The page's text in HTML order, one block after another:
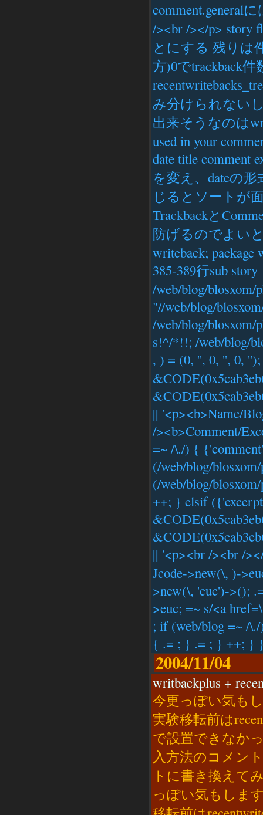
comment.general
/><br /></p> story
とにする 残りは
方)0でtrackback
み分けられない
出来そうなのは
used in your
date title comment
を変え、dateの形
じるとソートが
Trackbackと
防げるのでよい
writeback; package
385-389行sub
/web/blog/
"//web/blog/
/web/blog/blosxom/
s!^/*!!; /web/blog/
, ) = (0, '', 0, '', 0,
|| '<p><b>Name/
/><b>Comment/
=~ /\./) {
(/web/blog/
(/web/blog/
++; } elsif
|| '<p><br /><br /
Jcode->new(\, )-
>new(\, 'euc')->();
>euc; =~ s/<a
; if (web/blog =~ /
{ .= ; } .= ; } ++; }
2004/11/04
writbackplus +
今更っぽい気も
実験移転前は
で設置できなか
入方法のコメン
トに書き換えて
っぽい気もしま